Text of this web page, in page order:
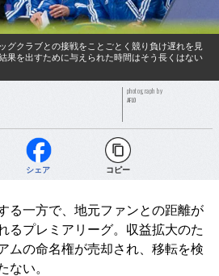
グクラブとの接戦をことごとく競り負け遅れを見
果を出すために与えられた時間はそう長くはない
photograph by
AFLO
シェア コピー
る一方で、地元ファンとの距離が
るプレミアリーグ。収益拡大のた
ムの命名権が売却され、移転を検
ない。